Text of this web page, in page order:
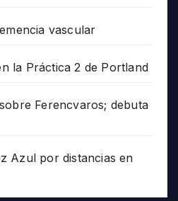
vascular
la Práctica 2 de Portland
Ferencvaros; debuta
Azul por distancias en